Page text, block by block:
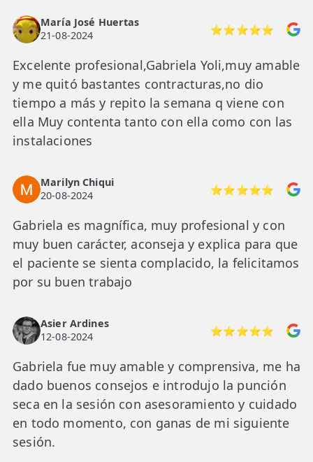
María José Huertas
21-08-2024
⭐⭐⭐⭐⭐
Excelente profesional,Gabriela Yoli,muy amable
y me quitó bastantes contracturas,no dio
tiempo a más y repito la semana q viene con
ella Muy contenta tanto con ella como con las
instalaciones
Marilyn Chiqui
20-08-2024
⭐⭐⭐⭐⭐
Gabriela es magnífica, muy profesional y con
muy buen carácter, aconseja y explica para que
el paciente se sienta complacido, la felicitamos
por su buen trabajo
Asier Ardines
12-08-2024
⭐⭐⭐⭐⭐
Gabriela fue muy amable y comprensiva, me ha
dado buenos consejos e introdujo la punción
seca en la sesión con asesoramiento y cuidado
en todo momento, con ganas de mi siguiente
sesión.